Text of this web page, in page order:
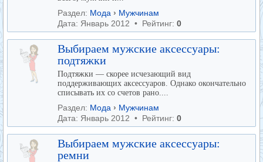
Раздел: Мода › Мужчинам
Дата: Январь 2012 • Рейтинг: 0
Выбираем мужские аксессуары:
подтяжки
Подтяжки — скорее исчезающий вид
поддерживающих аксессуаров. Однако окончательно
списывать их со счетов рано....
Раздел: Мода › Мужчинам
Дата: Январь 2012 • Рейтинг: 0
Выбираем мужские аксессуары:
ремни